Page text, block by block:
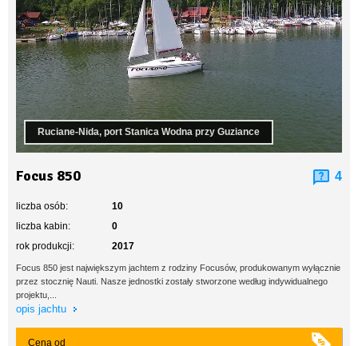
Ruciane-Nida, port Stanica Wodna przy Guziance
Focus 850 4
liczba osób:
10
liczba kabin:
0
rok produkcji:
2017
Focus 850 jest największym jachtem z rodziny Focusów, produkowanym wyłącznie
przez stocznię Nauti. Nasze jednostki zostały stworzone według indywidualnego
projektu,...
opis jachtu
Cena od